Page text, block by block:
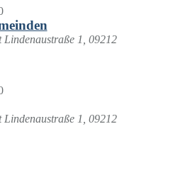
Lindenaustraße 1, 09212
Lindenaustraße 1, 09212